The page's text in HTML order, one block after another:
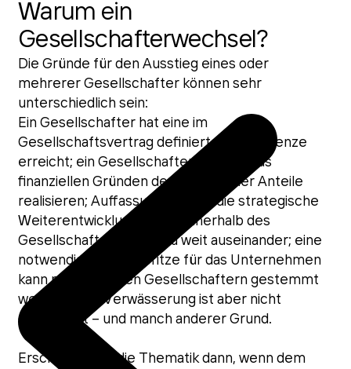
Warum ein
Gesellschafterwechsel?
Die Gründe für den Ausstieg eines oder
mehrerer Gesellschafter können sehr
unterschiedlich sein:
Ein Gesellschafter hat eine im
Gesellschaftsvertrag definierte Altersgrenze
erreicht; ein Gesellschafter möchte aus
finanziellen Gründen den Wert seiner Anteile
realisieren; Auffassungen über die strategische
Weiterentwicklung gehen innerhalb des
Gesellschafterkreises zu weit auseinander; eine
notwendige Finanzspritze für das Unternehmen
kann nicht von allen Gesellschaftern gestemmt
werden, eine Verwässerung ist aber nicht
gewünscht – und manch anderer Grund.
Erschwert wird die Thematik dann, wenn dem